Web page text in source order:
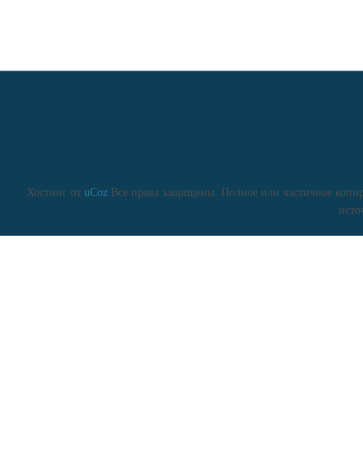
Хостинг от uCozВсе права защищены. Полное или частичное